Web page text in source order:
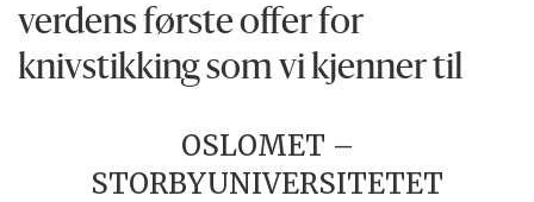
verdens første offer for
knivstikking som vi kjenner til
OSLOMET –
STORBYUNIVERSITETET